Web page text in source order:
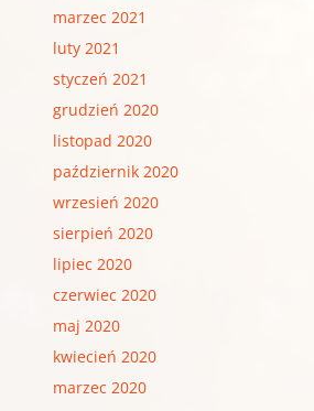
marzec 2021
luty 2021
styczeń 2021
grudzień 2020
listopad 2020
październik 2020
wrzesień 2020
sierpień 2020
lipiec 2020
czerwiec 2020
maj 2020
kwiecień 2020
marzec 2020